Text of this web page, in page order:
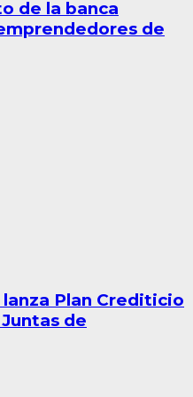
de la banca
de
Plan Crediticio
de